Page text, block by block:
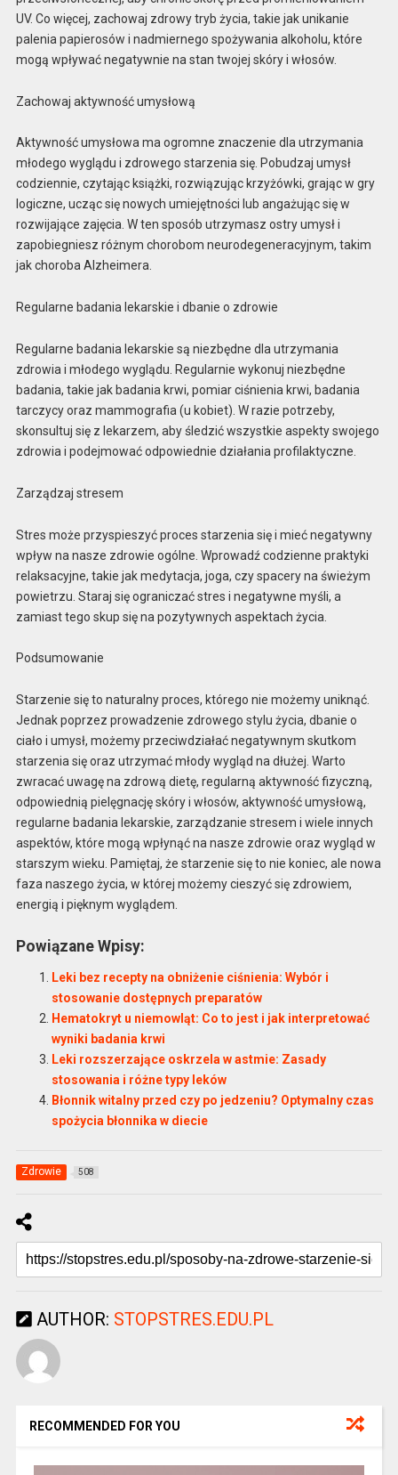
UV. Co więcej, zachowaj zdrowy tryb życia, takie jak unikanie
palenia papierosów i nadmiernego spożywania alkoholu, które
mogą wpływać negatywnie na stan twojej skóry i włosów.
Zachowaj aktywność umysłową
Aktywność umysłowa ma ogromne znaczenie dla utrzymania
młodego wyglądu i zdrowego starzenia się. Pobudzaj umysł
codziennie, czytając książki, rozwiązując krzyżówki, grając w gry
logiczne, ucząc się nowych umiejętności lub angażując się w
rozwijające zajęcia. W ten sposób utrzymasz ostry umysł i
zapobiegniesz różnym chorobom neurodegeneracyjnym, takim
jak choroba Alzheimera.
Regularne badania lekarskie i dbanie o zdrowie
Regularne badania lekarskie są niezbędne dla utrzymania
zdrowia i młodego wyglądu. Regularnie wykonuj niezbędne
badania, takie jak badania krwi, pomiar ciśnienia krwi, badania
tarczycy oraz mammografia (u kobiet). W razie potrzeby,
skonsultuj się z lekarzem, aby śledzić wszystkie aspekty swojego
zdrowia i podejmować odpowiednie działania profilaktyczne.
Zarządzaj stresem
Stres może przyspieszyć proces starzenia się i mieć negatywny
wpływ na nasze zdrowie ogólne. Wprowadź codzienne praktyki
relaksacyjne, takie jak medytacja, joga, czy spacery na świeżym
powietrzu. Staraj się ograniczać stres i negatywne myśli, a
zamiast tego skup się na pozytywnych aspektach życia.
Podsumowanie
Starzenie się to naturalny proces, którego nie możemy uniknąć.
Jednak poprzez prowadzenie zdrowego stylu życia, dbanie o
ciało i umysł, możemy przeciwdziałać negatywnym skutkom
starzenia się oraz utrzymać młody wygląd na dłużej. Warto
zwracać uwagę na zdrową dietę, regularną aktywność fizyczną,
odpowiednią pielęgnację skóry i włosów, aktywność umysłową,
regularne badania lekarskie, zarządzanie stresem i wiele innych
aspektów, które mogą wpłynąć na nasze zdrowie oraz wygląd w
starszym wieku. Pamiętaj, że starzenie się to nie koniec, ale nowa
faza naszego życia, w której możemy cieszyć się zdrowiem,
energią i pięknym wyglądem.
Powiązane Wpisy:
Leki bez recepty na obniżenie ciśnienia: Wybór i
stosowanie dostępnych preparatów
Hematokryt u niemowląt: Co to jest i jak interpretować
wyniki badania krwi
Leki rozszerzające oskrzela w astmie: Zasady
stosowania i różne typy leków
Błonnik witalny przed czy po jedzeniu? Optymalny czas
spożycia błonnika w diecie
Zdrowie 508
AUTHOR: STOPSTRES.EDU.PL
RECOMMENDED FOR YOU